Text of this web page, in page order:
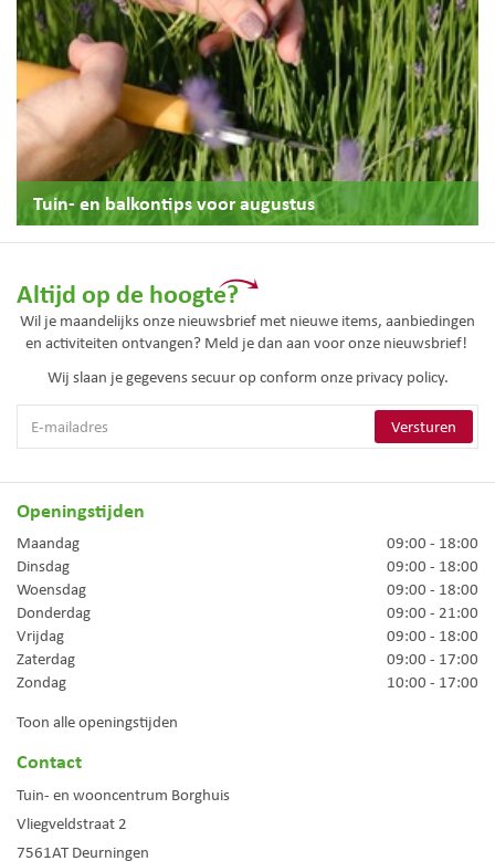
Tuin- en balkontips voor augustus
Altijd op de hoogte?
Wil je maandelijks onze nieuwsbrief met nieuwe items, aanbiedingen
en activiteiten ontvangen? Meld je dan aan voor onze nieuwsbrief!
Wij slaan je gegevens secuur op conform onze privacy policy.
Openingstijden
Maandag
09:00 - 18:00
Dinsdag
09:00 - 18:00
Woensdag
09:00 - 18:00
Donderdag
09:00 - 21:00
Vrijdag
09:00 - 18:00
Zaterdag
09:00 - 17:00
Zondag
10:00 - 17:00
Toon alle openingstijden
Contact
Tuin- en wooncentrum Borghuis
Vliegveldstraat 2
7561AT Deurningen